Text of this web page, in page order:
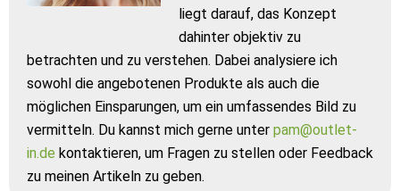
liegt darauf, das Konzept
dahinter objektiv zu
betrachten und zu verstehen. Dabei analysiere ich
sowohl die angebotenen Produkte als auch die
möglichen Einsparungen, um ein umfassendes Bild zu
vermitteln. Du kannst mich gerne unter pam@outlet-
in.de kontaktieren, um Fragen zu stellen oder Feedback
zu meinen Artikeln zu geben.